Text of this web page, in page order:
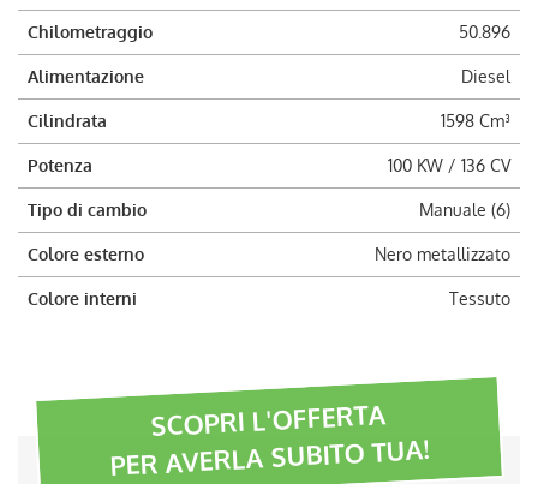
AREA COMMERCIANTI
Chilometraggio 50.896
Alimentazione Diesel
Cilindrata 1598 Cm³
Potenza 100 KW / 136 CV
Tipo di cambio Manuale (6)
Colore esterno Nero metallizzato
Colore interni Tessuto
SCOPRI L'OFFERTA
PER AVERLA SUBITO TUA!